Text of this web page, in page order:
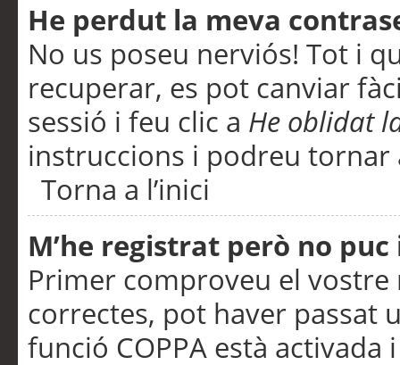
He perdut la meva
No us poseu nerviós! Tot i
recuperar, es pot canviar
sessió i feu clic a He oblidat
instruccions i podreu tornar
Torna a l’inici
M’he registrat però no
Primer comproveu el vostre
correctes, pot haver passat
funció COPPA està